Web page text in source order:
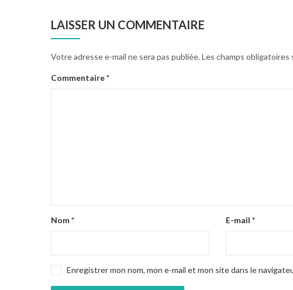
LAISSER UN COMMENTAIRE
Votre adresse e-mail ne sera pas publiée.Les champs obligatoires
Commentaire*
Nom* E-mail*
Enregistrer mon nom, mon e-mail et mon site dans le